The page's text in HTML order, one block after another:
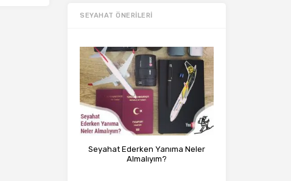
SEYAHAT ÖNERILERI
Seyahat Ederken Yanıma Neler
Almalıyım?